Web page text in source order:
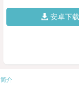
安卓下载
简介